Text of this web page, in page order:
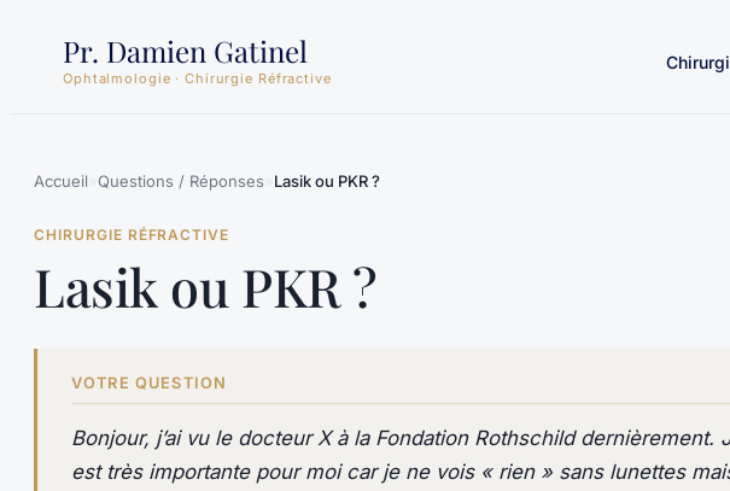
contenu
Pr. Damien Gatinel
Ophtalmologie · Chirurgie Réfractive
Accueil Questions / Réponses Lasik ou PKR ?
CHIRURGIE RÉFRACTIVE
Lasik ou PKR ?
VOTRE QUESTION
Bonjour, j’ai vu le docteur X à la Fondation Rothschild
est très importante pour moi car je ne vois « rien » sans lunettes